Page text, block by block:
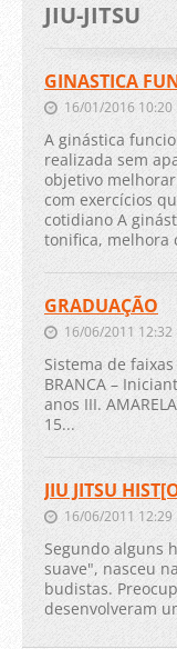
JIU-JITSU
GINASTICA
16/01/2016 10:20
A ginástica
realizada sem
objetivo
com exercícios
cotidiano A
tonifica, melhora
GRADUAÇÃO
16/06/2011 12:32
Sistema de
BRANCA –
anos III.
15...
JIU JITSU
16/06/2011 12:29
Segundo alguns
suave", nasceu
budistas.
desenvolveram